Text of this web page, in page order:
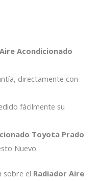
Acondicionado
directamente con
fácilmente su
Toyota Prado
Nuevo.
sobre el Radiador Aire